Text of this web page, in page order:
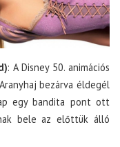
: A Disney 50. animációs
bezárva éldegél
egy bandita pont ott
bele az előttük álló